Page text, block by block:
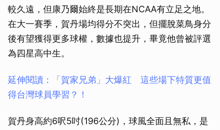
較久遠，但康乃爾始終是長期在NCAA有立足之地。
在大一賽季，賀丹場均得分不突出，但擺脫菜鳥身分
後有望獲得更多球權，數據也提升，畢竟他曾被評選
為四星高中生。
延伸閱讀：「賀家兄弟」大爆紅 這些場下特質更值
得台灣球員學習？！
賀丹身高約6呎5吋(196公分)，球風全面且無私，是